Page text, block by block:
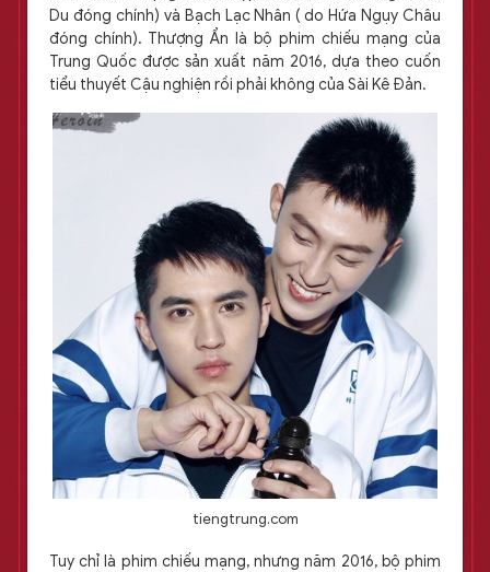
Du đóng chính) và Bạch Lạc Nhân ( do Hứa Ngụy Châu
đóng chính). Thượng Ẩn là bộ phim chiếu mạng của
Trung Quốc được sản xuất năm 2016, dựa theo cuốn
tiểu thuyết Cậu nghiện rồi phải không của Sài Kê Đản.
tiengtrung.com
Tuy chỉ là phim chiếu mạng, nhưng năm 2016, bộ phim